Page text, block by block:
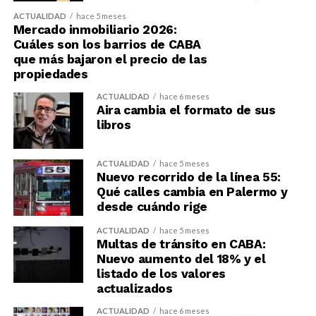
ACTUALIDAD hace 5 meses
Mercado inmobiliario 2026:
Cuáles son los barrios de CABA
que más bajaron el precio de las
propiedades
ACTUALIDAD hace 6 meses
Aira cambia el formato de sus
libros
ACTUALIDAD hace 5 meses
Nuevo recorrido de la línea 55:
Qué calles cambia en Palermo y
desde cuándo rige
ACTUALIDAD hace 5 meses
Multas de tránsito en CABA:
Nuevo aumento del 18% y el
listado de los valores
actualizados
ACTUALIDAD hace 6 meses